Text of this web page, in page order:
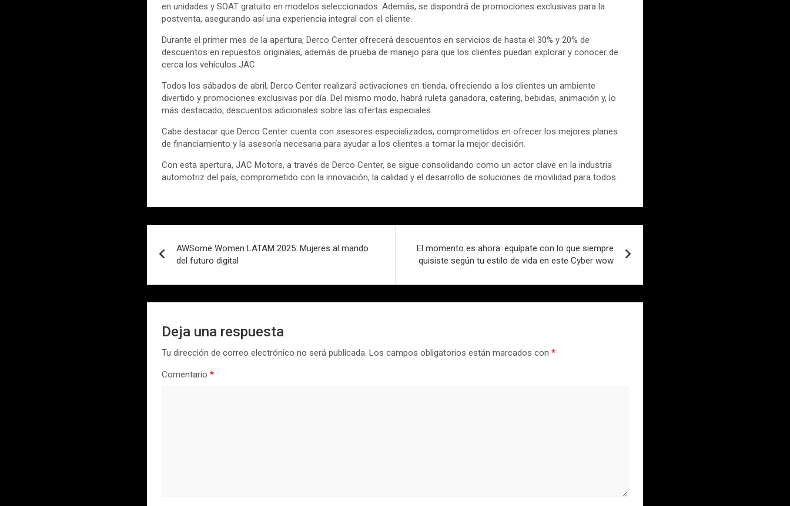
en unidades y SOAT gratuito en modelos seleccionados. Además, se dispondrá de promociones exclusivas para la
postventa, asegurando así una experiencia integral con el cliente.
Durante el primer mes de la apertura, Derco Center ofrecerá descuentos en servicios de hasta el 30% y 20% de
descuentos en repuestos originales, además de prueba de manejo para que los clientes puedan explorar y conocer de
cerca los vehículos JAC.
Todos los sábados de abril, Derco Center realizará activaciones en tienda, ofreciendo a los clientes un ambiente
divertido y promociones exclusivas por día. Del mismo modo, habrá ruleta ganadora, catering, bebidas, animación y, lo
más destacado, descuentos adicionales sobre las ofertas especiales.
Cabe destacar que Derco Center cuenta con asesores especializados, comprometidos en ofrecer los mejores planes
de financiamiento y la asesoría necesaria para ayudar a los clientes a tomar la mejor decisión.
Con esta apertura, JAC Motors, a través de Derco Center, se sigue consolidando como un actor clave en la industria
automotriz del país, comprometido con la innovación, la calidad y el desarrollo de soluciones de movilidad para todos.
de
entradas
AWSome Women LATAM 2025: Mujeres al mando
del futuro digital
El momento es ahora: equípate con lo que siempre
quisiste según tu estilo de vida en este Cyber wow
Deja una respuesta
Tu dirección de correo electrónico no será publicada. Los campos obligatorios están marcados con*
Comentario*